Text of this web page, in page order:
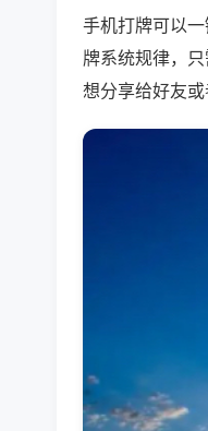
手机打牌可以
牌系统规律，
想分享给好友或